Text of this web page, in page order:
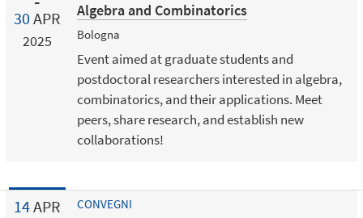
30 APR
2025
Algebra and Combinatorics
Bologna
Event aimed at graduate students and
postdoctoral researchers interested in algebra,
combinatorics, and their applications. Meet
peers, share research, and establish new
collaborations!
14APR CONVEGNI